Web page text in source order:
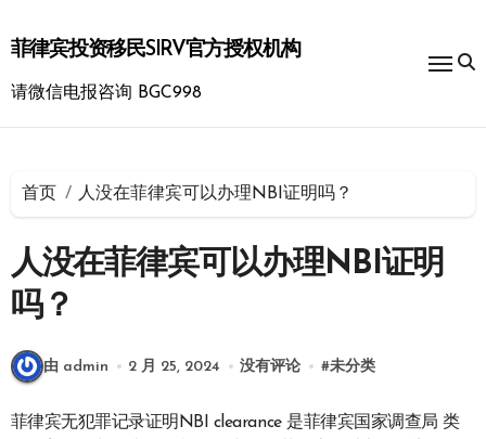
到
内
菲律宾投资移民SIRV官方授权机构
请微信电报咨询 BGC998
首页 人没在菲律宾可以办理NBI证明吗？
人没在菲律宾可以办理NBI证明
吗？
由 admin 2 月 25, 2024 没有评论 #未分类
菲律宾无犯罪记录证明NBI clearance 是菲律宾国家调查局 类